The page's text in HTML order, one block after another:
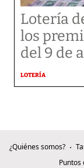
Lotería
los
del 9 de
LOTERÍA
¿Quiénes somos?
Puntos